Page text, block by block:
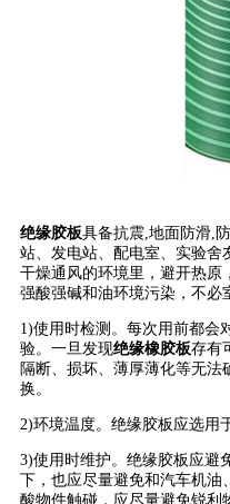
绝缘胶板具备抗震,地面防滑,
站、发电站、配电室、实验舍
干燥通风的环境里，避开热原
强酸强碱和油环境污染，不必
1)使用时检测。每次用前都会
验。一旦发现绝缘橡胶板存有
隔断、损坏、薄厚薄化等无
换。
2)环境温度。绝缘胶板应选用
3)使用时维护。绝缘胶板应避
下，也应尽量避免和汽车机油
酸物件触碰，应尽量避免锐利